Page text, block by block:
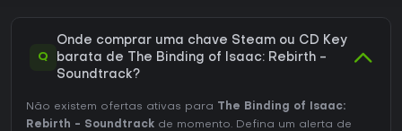
Q
Onde comprar uma chave Steam ou CD Key
barata de The Binding of Isaac: Rebirth -
Soundtrack?
Não existem ofertas ativas para The Binding of Isaac:
Rebirth - Soundtrack de momento. Defina um alerta de